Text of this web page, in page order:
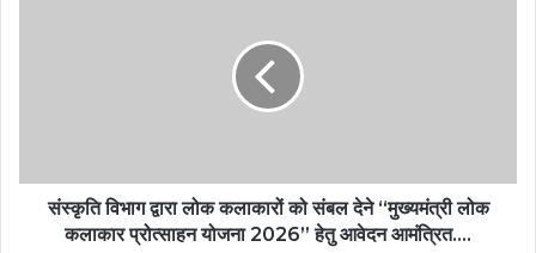
संस्कृति विभाग द्वारा लोक कलाकारों को संबल देने “मुख्यमंत्री लोक
कलाकार प्रोत्साहन योजना 2026” हेतु आवेदन आमंत्रित….